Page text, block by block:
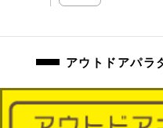
アウトドアパラ